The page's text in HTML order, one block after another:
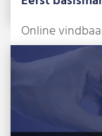
Online
klanten. Met